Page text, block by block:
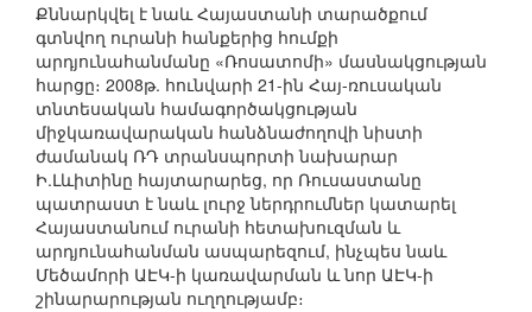
Քննարկվել է նաև Հայաստանի տարածքում
գտնվող ուրանի հանքերից հումքի
արդյունահանմանը «Ռոսատոմի» մասնակցության
հարցը։ 2008թ. հունվարի 21-ին Հայ-ռուսական
տնտեսական համագործակցության
միջկառավարական հանձնաժողովի նիստի
ժամանակ ՌԴ տրանսպորտի նախարար
Ի.Լևիտինը հայտարարեց, որ Ռուսաստանը
պատրաստ է նաև լուրջ ներդրումներ կատարել
Հայաստանում ուրանի հետախուզման և
արդյունահանման ասպարեզում, ինչպես նաև
Մեծամորի ԱԷԿ-ի կառավարման և նոր ԱԷԿ-ի
շինարարության ուղղությամբ։